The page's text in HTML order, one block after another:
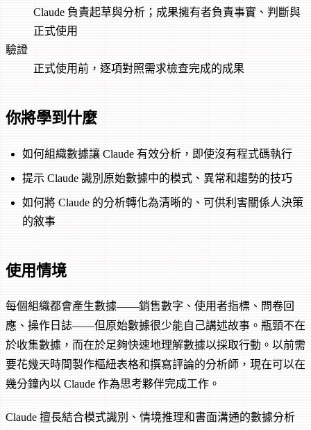
Claude 負責起草與分析；成果擁有者負責事實、判斷與
正式使用
驗證
正式使用前，逐項對照需求檢查完成的成果
你將學到什麼
如何組織數據讓 Claude 有效分析，即使沒有程式碼執行
提示 Claude 識別原始數據中的模式、異常和趨勢的技巧
如何將 Claude 的分析轉化為清晰的、可供利害關係人決策
的敘事
使用情境
每個組織都會產生數據——銷售數字、使用者指標、問卷回
應、操作日誌——但原始數據很少能自己講述故事。瓶頸不在
於收集數據，而在於足夠快速地理解數據以採取行動。以前需
要花幾天時間製作樞紐表格和撰寫評論的分析師，現在可以在
幾分鐘內以 Claude 作為思考夥伴完成工作。
Claude 擅長結合模式識別、情境推理和書面溝通的數據分析